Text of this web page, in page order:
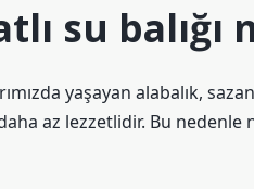
su balığı
yaşayan alabalık,
az lezzetlidir. Bu